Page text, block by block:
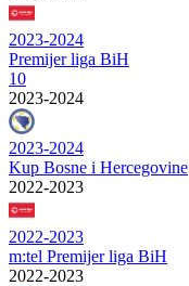
2023-2024
Premijer liga BiH
10
2023-2024
2023-2024
Kup Bosne i Hercegovine
2022-2023
2022-2023
m:tel Premijer liga BiH
2022-2023